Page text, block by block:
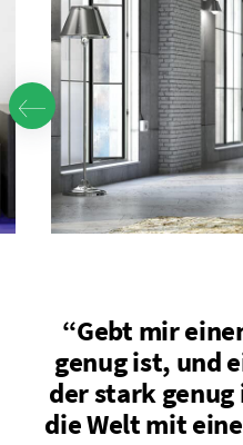
“Gebt mir
genug ist, und
der stark
die Welt mit